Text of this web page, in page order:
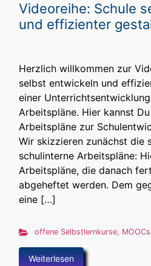
Videoreihe: Schule
und effizienter
Herzlich willkommen zur
selbst entwickeln und
einer
Arbeitspläne. Hier kannst
Arbeitspläne zur
Wir skizzieren zunächst die
schulinterne Arbeitspläne:
Arbeitspläne, die danach
abgeheftet werden. Dem
eine […]
offene Selbstlernkurse,
Weiterlesen